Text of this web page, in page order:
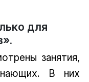
для
занятия,
В них